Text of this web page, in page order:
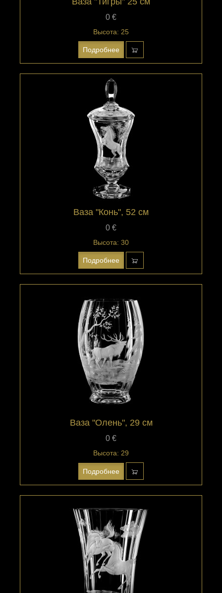
0 €
Высота: 25
Подробнее
Ваза "Конь", 52 см
0 €
Высота: 30
Подробнее
Ваза "Олень", 29 см
0 €
Высота: 29
Подробнее